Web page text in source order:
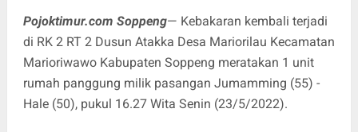
Pojoktimur.com Soppeng— Kebakaran kembali terjadi
di RK 2 RT 2 Dusun Atakka Desa Mariorilau Kecamatan
Marioriwawo Kabupaten Soppeng meratakan 1 unit
rumah panggung milik pasangan Jumamming (55) -
Hale (50), pukul 16.27 Wita Senin (23/5/2022).